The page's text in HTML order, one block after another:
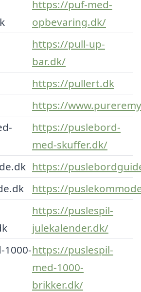
https://puf-med-
opbevaring.dk/
https://pull-up-
bar.dk/
https://pullert.dk
https://
https://puslebord-
med-skuffer.dk/
https://
https://
https://puslespil-
julekalender.dk/
1000-https://puslespil-
med-1000-
brikker.dk/